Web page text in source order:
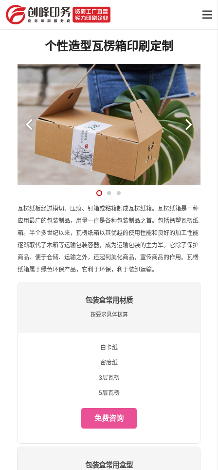
个性造型瓦楞箱印刷定制
瓦楞纸板经过模切、压痕、钉箱或粘箱制成瓦楞纸箱。瓦楞纸箱是一种
应用最广的包装制品，用量一直是各种包装制品之首。包括钙塑瓦楞纸
箱。半个多世纪以来，瓦楞纸箱以其优越的使用性能和良好的加工性能
逐渐取代了木箱等运输包装容器，成为运输包装的主力军。它除了保护
商品、便于仓储、运输之外，还起到美化商品，宣传商品的作用。瓦楞
纸箱属于绿色环保产品，它利于环保，利于装卸运输。
包装盒常用材质
按要求具体核算
白卡纸
密度纸
3层瓦楞
5层瓦楞
免费咨询
包装盒常用盒型